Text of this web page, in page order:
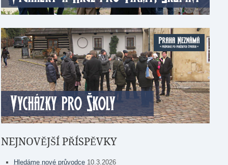
NEJNOVĚJŠÍ PŘÍSPĚVKY
Hledáme nové průvodce 10.3.2026